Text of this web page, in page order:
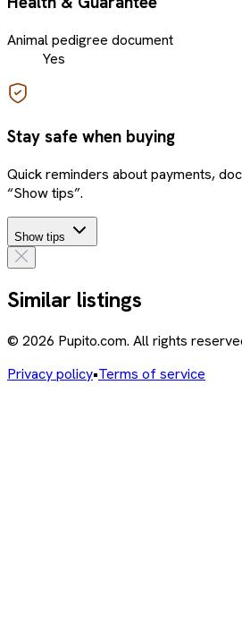
Animal pedigree document
Yes
Stay safe when buying
Quick reminders about payments,
“Show tips”.
Show tips
Similar listings
© 2026 Pupito.com. All rights
Privacy policy•Terms of service